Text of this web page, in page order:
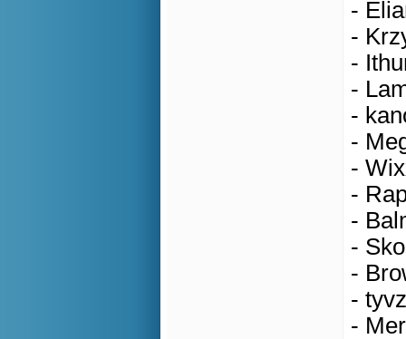
-
-
-
-
-
-
-
-
-
-
-
-
-